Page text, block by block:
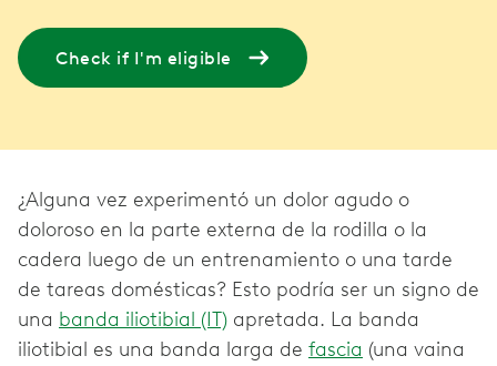
Check if I'm eligible
¿Alguna vez experimentó un dolor agudo o
doloroso en la parte externa de la rodilla o la
cadera luego de un entrenamiento o una tarde
de tareas domésticas? Esto podría ser un signo de
una banda iliotibial (IT) apretada. La banda
iliotibial es una banda larga de fascia (una vaina